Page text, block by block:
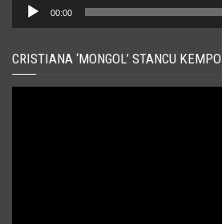
00:00
CRISTIANA ‘MONGOL’ STANCU KEMPO